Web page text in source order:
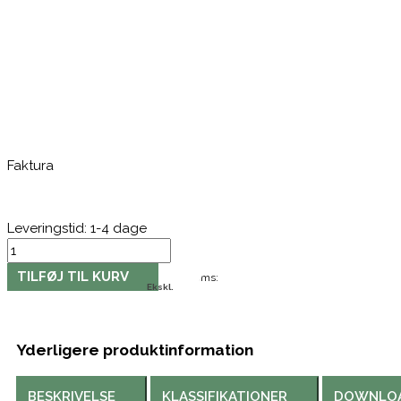
Faktura
Leveringstid: 1-4 dage
Kirurgisk
skalpel,
Razormed,
med
TILFØJ TIL KURV Moms:
Ekskl.
Yderligere produktinformation
BESKRIVELSE KLASSIFIKATIONER